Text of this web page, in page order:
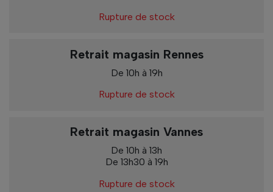
Rupture de stock
Retrait magasin Rennes
De 10h à 19h
Rupture de stock
Retrait magasin Vannes
De 10h à 13h
De 13h30 à 19h
Rupture de stock